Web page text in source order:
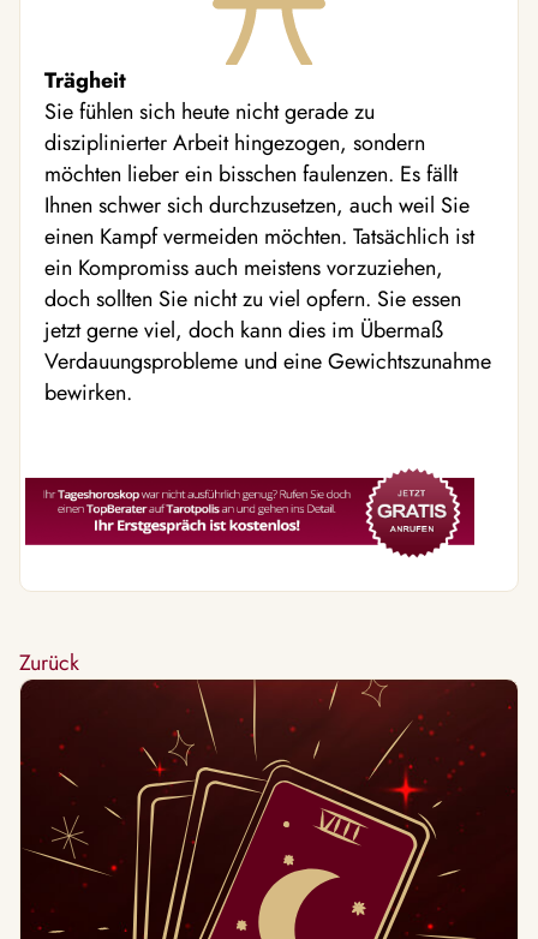
Trägheit
Sie fühlen sich heute nicht gerade zu
disziplinierter Arbeit hingezogen, sondern
möchten lieber ein bisschen faulenzen. Es fällt
Ihnen schwer sich durchzusetzen, auch weil Sie
einen Kampf vermeiden möchten. Tatsächlich ist
ein Kompromiss auch meistens vorzuziehen,
doch sollten Sie nicht zu viel opfern. Sie essen
jetzt gerne viel, doch kann dies im Übermaß
Verdauungsprobleme und eine Gewichtszunahme
bewirken.
Zurück